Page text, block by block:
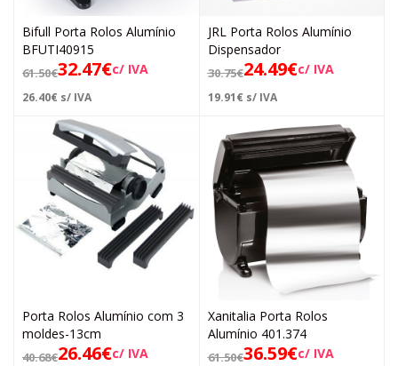
Bifull Porta Rolos Alumínio
BFUTI40915
61.50€32.47€c/ IVA
26.40€ s/ IVA
JRL Porta Rolos Alumínio
Dispensador
30.75€24.49€c/ IVA
19.91€ s/ IVA
Porta Rolos Alumínio com 3
moldes-13cm
40.68€26.46€c/ IVA
Xanitalia Porta Rolos
Alumínio 401.374
61.50€36.59€c/ IVA